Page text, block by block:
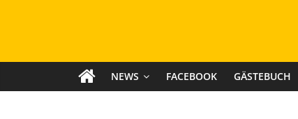
NEWS FACEBOOK GÄSTEBUCH